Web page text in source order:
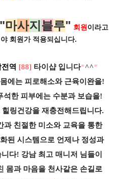
"마사지 블루" 회원 이라고
회원가 적용되십니다.
역 [88] 타이샵 입니다*^^*
에는 피로해소와 근육이완을!
석한 피부에는 수분과 보습을!
링건강을 재충전해드립니다.
과 친절한 미소와 교육을 통한
된 시스템으로 언제나 정성과
다! 강남 최고 매니저 님들이
몸과 마음을 천사같은 손길로